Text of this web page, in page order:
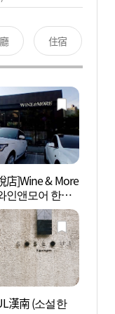
住宿
店]Wine & More
인앤모어 한남
漢南 (소설한